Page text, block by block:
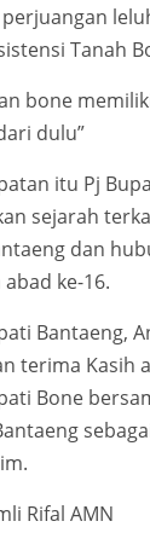
Tanah
bone
dulu”
itu Pj
sejarah
dan
ke-16.
Bantaeng,
terima Kasih
Bone
Rifal AMN